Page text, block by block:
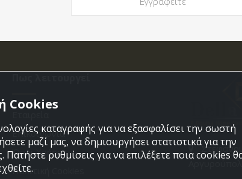
Επικοινωνια
Όροι Χρήσης
Πολιτική Cookies
Στεφάνου
Cookies
καταγραφής για να εξασφαλίσει την σωστή
μαζί μας, να δημιουργήσει στατιστικά για την
ρυθμίσεις για να επιλέξετε ποια cookies